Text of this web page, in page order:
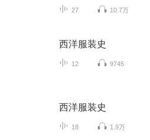
27 10.7万
西洋服装史
12 9745
西洋服装史
18 1.9万